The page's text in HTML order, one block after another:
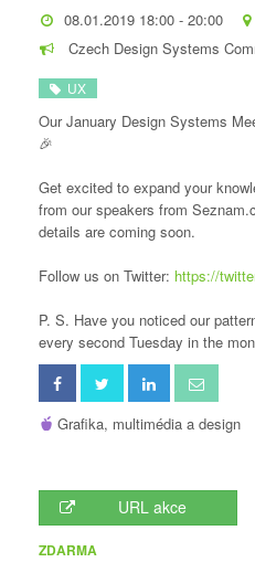
08.01.2019 18:00 - 20:00
Czech Design Systems
UX
Our January Design Systems
🎉
Get excited to expand your
from our speakers from
details are coming soon.
Follow us on Twitter: https://
P. S. Have you noticed our
every second Tuesday in the
Grafika, multimédia a design
URL akce
ZDARMA